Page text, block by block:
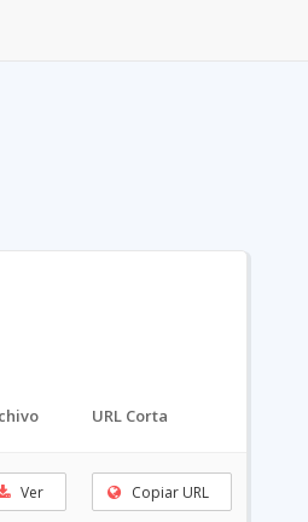
URL Corta
Ver Copiar URL